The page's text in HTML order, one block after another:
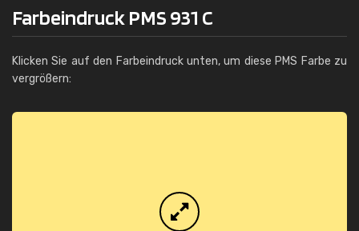
Farbeindruck PMS 931 C
Klicken Sie auf den Farbeindruck unten, um diese PMS Farbe zu
vergrößern: